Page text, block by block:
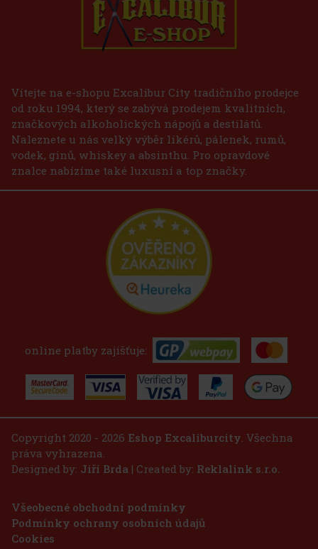
Vítejte na e-shopu Excalibur City tradičního prodejce
od roku 1994, který se zabývá prodejem kvalitních,
značkových alkoholických nápojů a destilátů.
Naleznete u nás velký výběr likérů, pálenek, rumů,
vodek, ginů, whiskey a absinthu. Pro opravdové
znalce nabízíme také luxusní a top značky.
online platby zajišťuje:
Copyright 2020 - 2026 Eshop Excaliburcity . Všechna
práva vyhrazena.
Designed by: Jiří Brda | Created by: Reklalink s.r.o.
Všeobecné obchodní podmínky
Podmínky ochrany osobních údajů
Cookies